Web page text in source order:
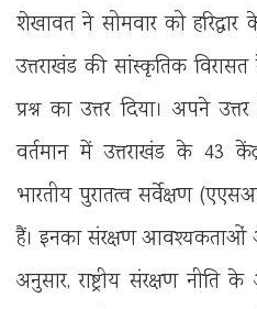
शेखावत ने सोमवार को हरिद्वार के
उत्तराखंड की सांस्कृतिक
प्रश्न का उत्तर दिया। अपने
वर्तमान में उत्तराखंड के 43
भारतीय पुरातत्व सर्वेक्षण
हैं। इनका संरक्षण आवश्यकताओं
अनुसार, राष्ट्रीय संरक्षण नीति